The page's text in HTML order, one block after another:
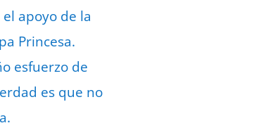
apoyo de la
Princesa.
esfuerzo de
es que no